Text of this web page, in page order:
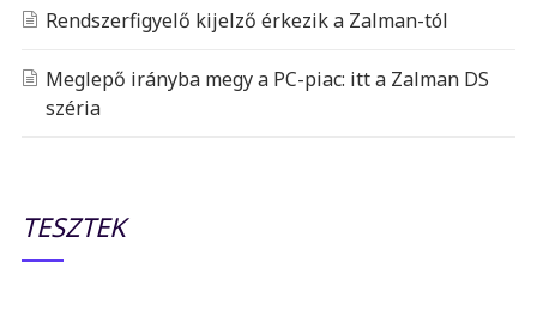
Rendszerfigyelő kijelző érkezik a Zalman-tól
Meglepő irányba megy a PC-piac: itt a Zalman DS
széria
TESZTEK